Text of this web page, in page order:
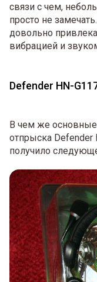
связи с чем,
просто не
довольно
вибрацией и
Defender HN-
В чем же
отпрыска Defender
получило